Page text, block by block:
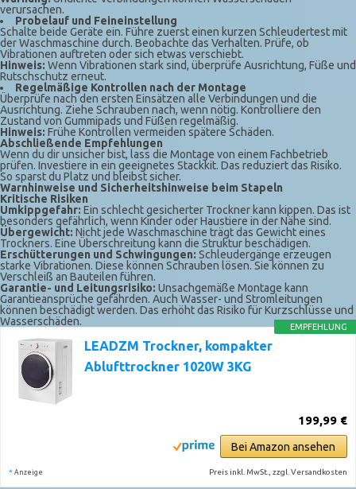
verursachen.
Probelauf und Feineinstellung
Schalte beide Geräte ein. Führe zuerst einen kurzen Schleudertest mit
der Waschmaschine durch. Beobachte das Verhalten. Prüfe, ob
Vibrationen auftreten oder sich etwas verschiebt.
Hinweis: Wenn Vibrationen stark sind, überprüfe Ausrichtung, Füße und
Rutschschutz erneut.
Regelmäßige Kontrollen nach der Montage
Überprüfe nach den ersten Einsätzen alle Verbindungen und die
Ausrichtung. Ziehe Schrauben nach, wenn nötig. Kontrolliere den
Zustand von Gummipads und Füßen regelmäßig.
Hinweis: Frühe Kontrollen vermeiden spätere Schäden.
Abschließende Empfehlungen
Wenn du dir unsicher bist, lass die Montage von einem Fachbetrieb
prüfen. Investiere in ein geeignetes Stackkit. Das reduziert das Risiko.
So sparst du Platz und bleibst sicher.
Warnhinweise und Sicherheitshinweise beim Stapeln
Kritische Risiken
Umkippgefahr: Ein schlecht gesicherter Trockner kann kippen. Das ist
besonders gefährlich, wenn Kinder oder Haustiere in der Nähe sind.
Übergewicht: Nicht jede Waschmaschine trägt das Gewicht eines
Trockners. Eine Überschreitung kann die Struktur beschädigen.
Erschütterungen und Schwingungen: Schleudergänge erzeugen
starke Vibrationen. Diese können Schrauben lösen. Sie können zu
Verschleiß an Bauteilen führen.
Garantie- und Leitungsrisiko: Unsachgemäße Montage kann
Garantieansprüche gefährden. Auch Wasser- und Stromleitungen
können beschädigt werden. Das erhöht das Risiko für Kurzschlüsse und
Wasserschäden.
EMPFEHLUNG
LEADZM Trockner, kompakter
Ablufttrockner 1020W 3KG
199,99 €
Bei Amazon ansehen
* Anzeige Preis inkl. MwSt., zzgl. Versandkosten